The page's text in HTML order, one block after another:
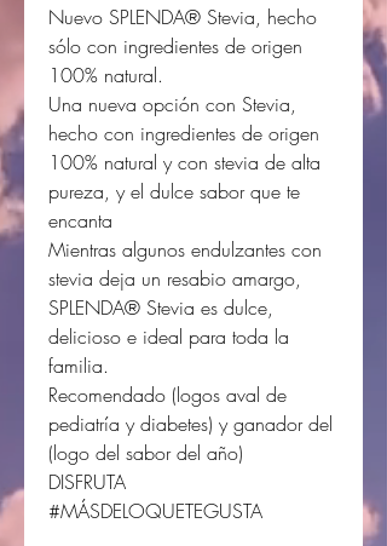
Nuevo SPLENDA® Stevia, hecho
sólo con ingredientes de origen
100% natural.
Una nueva opción con Stevia,
hecho con ingredientes de origen
100% natural y con stevia de alta
pureza, y el dulce sabor que te
encanta
Mientras algunos endulzantes con
stevia deja un resabio amargo,
SPLENDA® Stevia es dulce,
delicioso e ideal para toda la
familia.
Recomendado (logos aval de
pediatría y diabetes) y ganador del
(logo del sabor del año)
DISFRUTA
#MÁSDELOQUETEGUSTA